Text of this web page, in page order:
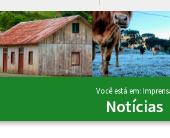
Você está em:
Notícias